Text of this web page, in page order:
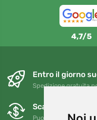
4,7/5
Entro il giorno
Spedizione gratuita
Scambi e resi
Puoi restituire o